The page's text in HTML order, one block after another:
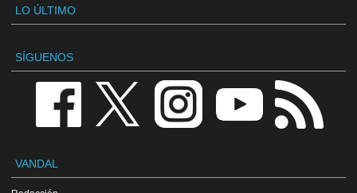
LO ÚLTIMO
SÍGUENOS
VANDAL